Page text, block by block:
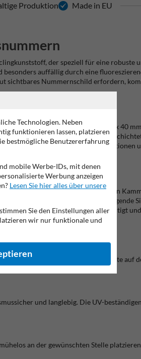
Produktion Made in EU
der speziell für eine
auffällig durch eine
Nummernschild erfordern,
von 1250 mm und Maße von 150 x 40
gelb/grün RA3-Folien
der Pfosten für verschiedene Positionen
x 40 mm (HxBxT) mit ausgefrästen
gelb/grün für eine herausragende
% recycelbar, wird in der EU gefertigt
eco-solvent-Tinte auf
und langlebig. Die UV-
an der gewünschten Stelle
Technologien. Neben
funktionieren lassen, platzieren
bestmögliche Benutzererfahrung
mobile Werbe-IDs, mit denen
Werbung anzeigen
Lesen Sie hier alles über unsere
Sie den Einstellungen aller
wir nur funktionale und